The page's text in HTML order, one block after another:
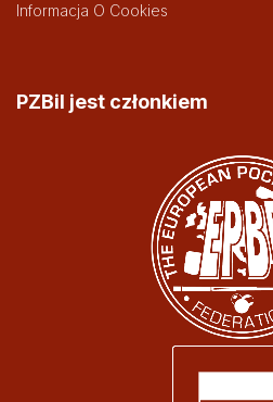
Informacja O Cookies
PZBil jest członkiem